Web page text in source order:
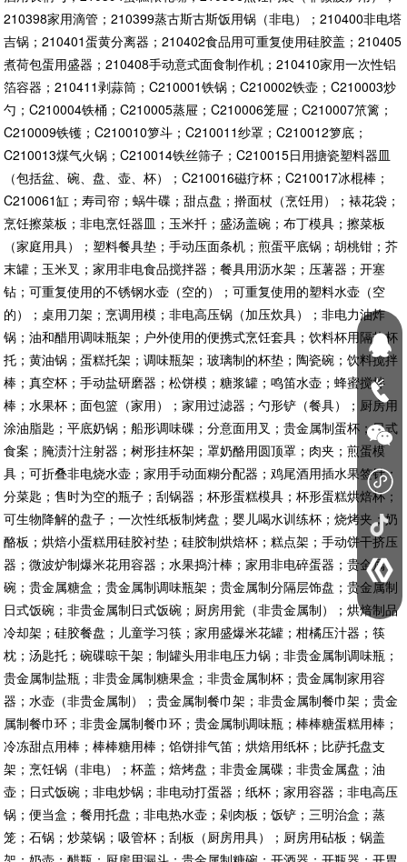
210398家用滴管；210399蒸古斯古斯饭用锅（非电）；210400非电塔
吉锅；210401蛋黄分离器；210402食品用可重复使用硅胶盖；210405
煮荷包蛋用盛器；210408手动意式面食制作机；210410家用一次性铝
箔容器；210411剥蒜筒；C210001铁锅；C210002铁壶；C210003炒
勺；C210004铁桶；C210005蒸屉；C210006笼屉；C210007笊篱；
C210009铁镬；C210010箩斗；C210011纱罩；C210012箩底；
C210013煤气火锅；C210014铁丝筛子；C210015日用搪瓷塑料器皿
（包括盆、碗、盘、壶、杯）；C210016磁疗杯；C210017冰棍棒；
C210061缸；寿司帘；蜗牛碟；甜点盘；擀面杖（烹饪用）；裱花袋；
烹饪擦菜板；非电烹饪器皿；玉米扦；盛汤盖碗；布丁模具；擦菜板
（家庭用具）；塑料餐具垫；手动压面条机；煎蛋平底锅；胡桃钳；芥
末罐；玉米叉；家用非电食品搅拌器；餐具用沥水架；压薯器；开塞
钻；可重复使用的不锈钢水壶（空的）；可重复使用的塑料水壶（空
的）；桌用刀架；烹调用模；非电高压锅（加压炊具）；非电力油炸
锅；油和醋用调味瓶架；户外使用的便携式烹饪套具；饮料杯用隔热杯
托；黄油锅；蛋糕托架；调味瓶架；玻璃制的杯垫；陶瓷碗；饮料搅拌
棒；真空杯；手动盐研磨器；松饼模；糖浆罐；鸣笛水壶；蜂蜜搅拌
棒；水果杯；面包篮（家用）；家用过滤器；勺形铲（餐具）；厨房用
涂油脂匙；平底奶锅；船形调味碟；分意面用叉；贵金属制蛋杯；日式
食案；腌渍汁注射器；树形挂杯架；罩奶酪用圆顶罩；肉夹；煎蛋模
具；可折叠非电烧水壶；家用手动面糊分配器；鸡尾酒用插水果签针；
分菜匙；售时为空的瓶子；刮锅器；杯形蛋糕模具；杯形蛋糕烘焙杯；
可生物降解的盘子；一次性纸板制烤盘；婴儿喝水训练杯；烧烤夹；奶
酪板；烘焙小蛋糕用硅胶衬垫；硅胶制烘焙杯；糕点架；手动饼干挤压
器；微波炉制爆米花用容器；水果捣汁棒；家用非电碎蛋器；贵金属
碗；贵金属糖盒；贵金属制调味瓶架；贵金属制分隔层饰盘；贵金属制
日式饭碗；非贵金属制日式饭碗；厨房用瓮（非贵金属制）；烘焙制品
冷却架；硅胶餐盘；儿童学习筷；家用盛爆米花罐；柑橘压汁器；筷
枕；汤匙托；碗碟晾干架；制罐头用非电压力锅；非贵金属制调味瓶；
贵金属制盐瓶；非贵金属制糖果盒；非贵金属制杯；贵金属制家用容
器；水壶（非贵金属制）；贵金属制餐巾架；非贵金属制餐巾架；贵金
属制餐巾环；非贵金属制餐巾环；贵金属制调味瓶；棒棒糖蛋糕用棒；
冷冻甜点用棒；棒棒糖用棒；馅饼排气笛；烘焙用纸杯；比萨托盘支
架；烹饪锅（非电）；杯盖；焙烤盘；非贵金属碟；非贵金属盘；油
壶；日式饭碗；非电炒锅；非电动打蛋器；纸杯；家用容器；非电高压
锅；便当盒；餐用托盘；非电热水壶；剁肉板；饭铲；三明治盒；蒸
笼；石锅；炒菜锅；吸管杯；刮板（厨房用具）；厨房用砧板；锅盖